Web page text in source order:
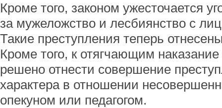
Кроме того, законом ужесточается
за мужеложство и лесбиянство с
Такие преступления теперь
Кроме того, к отягчающим
решено отнести совершение
характера в отношении
опекуном или педагогом.